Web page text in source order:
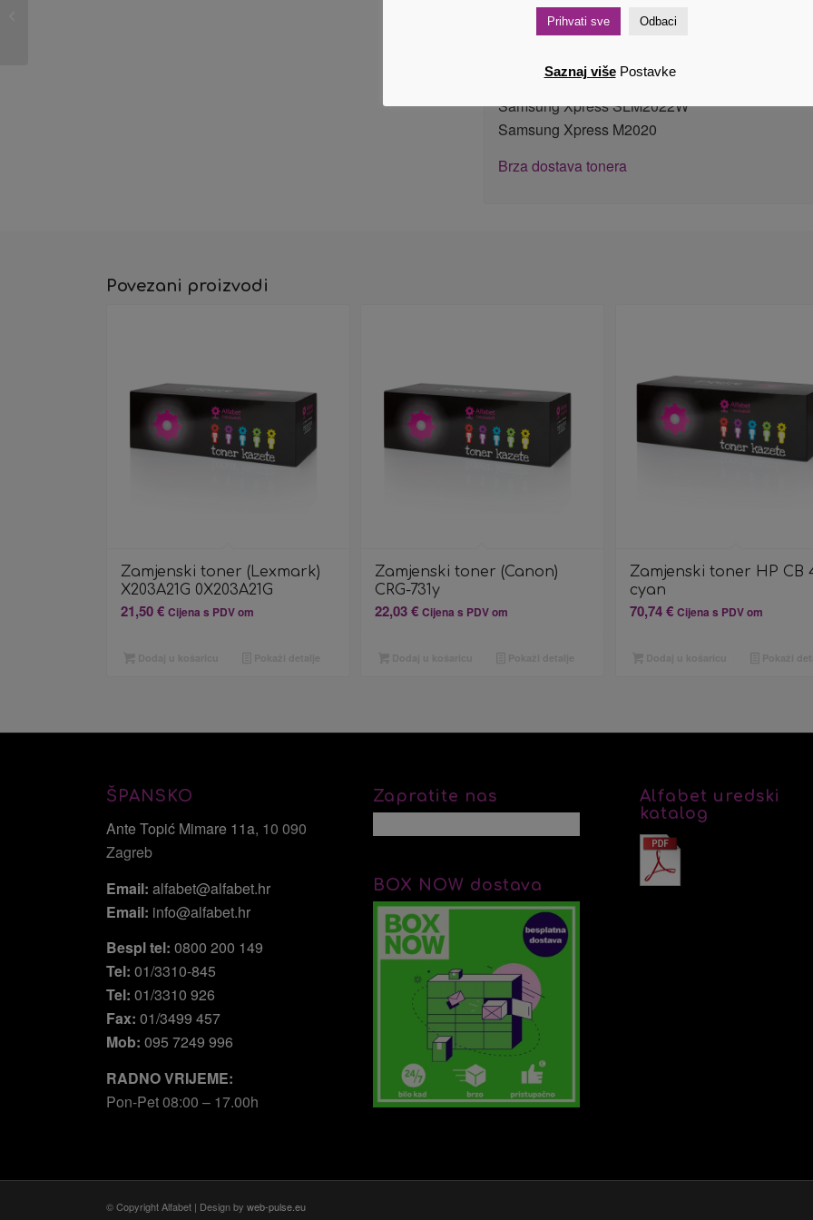
Samsung Xpress M2078FW
Samsung Xpress M2078W
Samsung Xpress SLM2022
Samsung Xpress SLM2022W
Samsung Xpress M2020
Brza dostava tonera
Povezani proizvodi
Zamjenski toner (Lexmark)
X203A21G 0X203A21G
21,50€ Cijena s PDV om
Zamjenski toner (Canon)
CRG-731y
22,03€ Cijena s PDV om
Zamjenski toner HP CB
cyan
70,74€ Cijena s PDV om
ŠPANSKO
Ante Topić Mimare 11a, 10 090
Zagreb
Email: alfabet@alfabet.hr
Email: info@alfabet.hr
Bespl tel: 0800 200 149
Tel: 01/3310-845
Tel: 01/3310 926
Fax: 01/3499 457
Mob: 095 7249 996
RADNO VRIJEME:
Pon-Pet 08:00 – 17.00h
Zapratite nas
BOX NOW dostava
Alfabet uredski
katalog
© Copyright Alfabet | Design byweb-pulse.eu
Prihvati sve Odbaci
Saznaj više Postavke